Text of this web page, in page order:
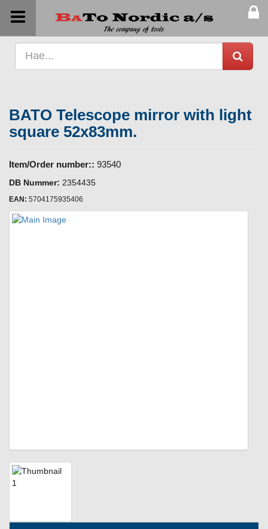
BATO Telescope mirror with light
square 52x83mm.
Item/Order number:: 93540
DB Nummer: 2354435
EAN: 5704175935406